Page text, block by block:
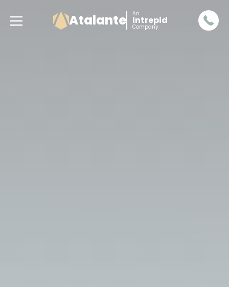
Atalante An
Intrepid
Company